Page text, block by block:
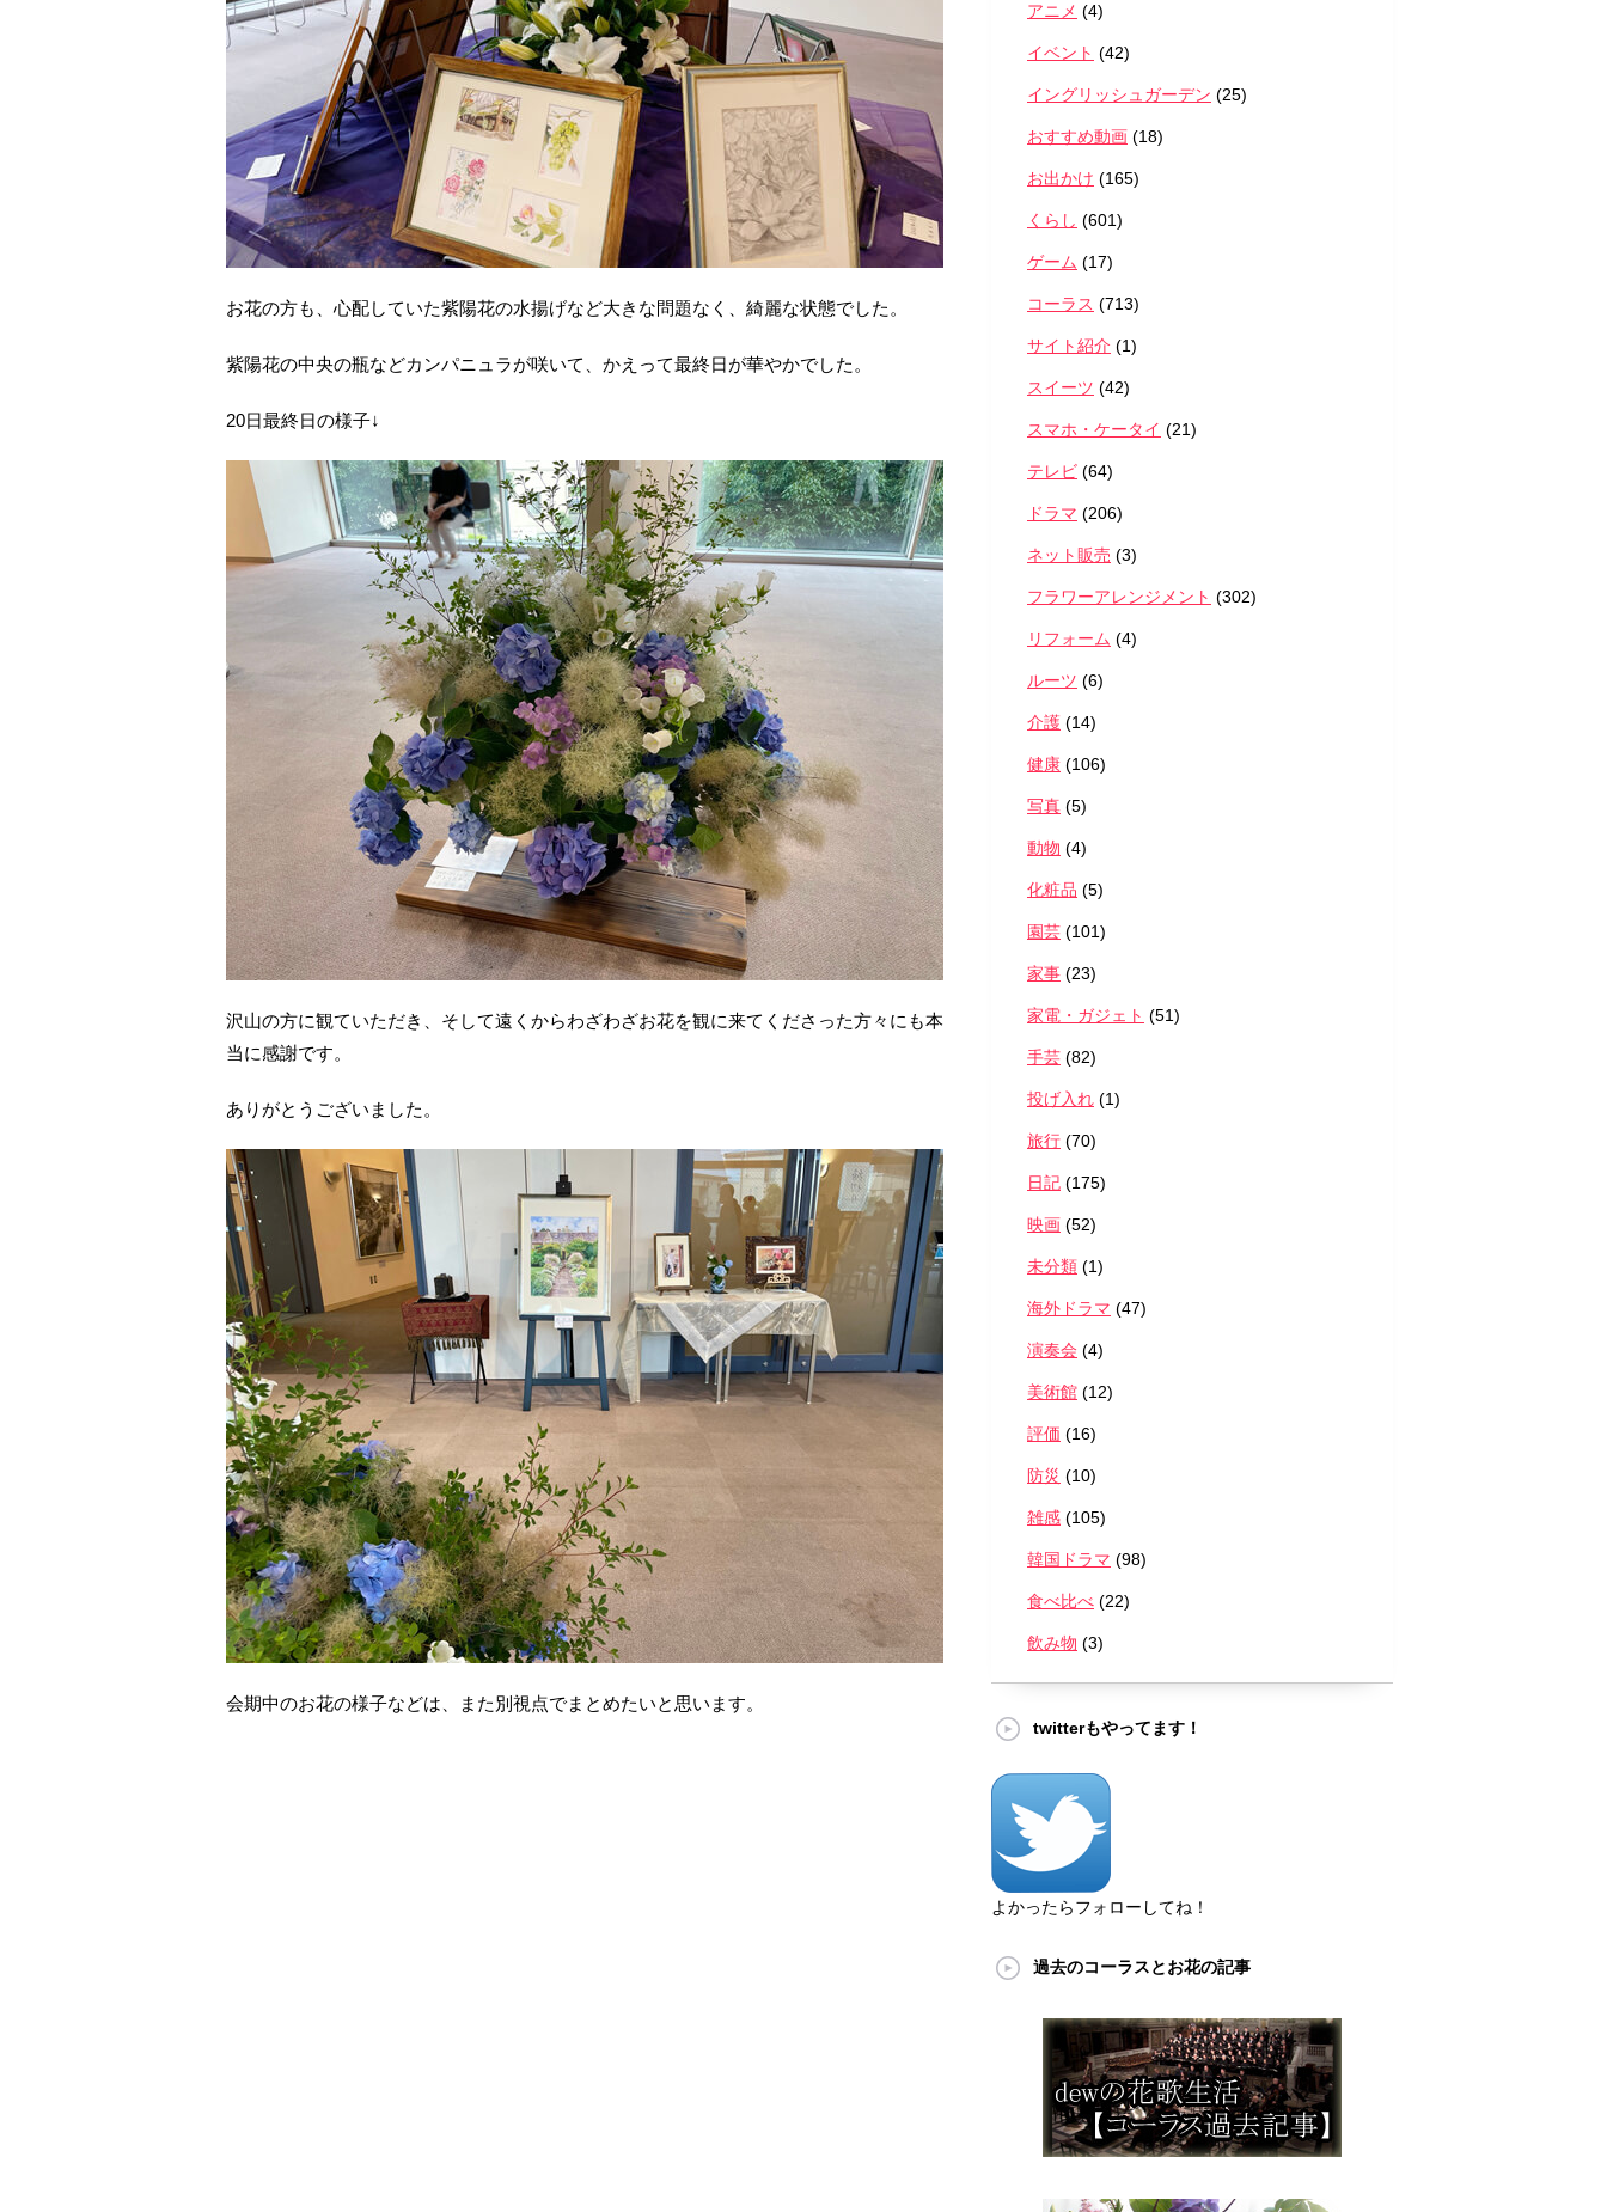
お花の方も、心配していた紫陽花の水揚げなど大きな問題なく、綺麗な状態でした。
紫陽花の中央の瓶などカンパニュラが咲いて、かえって最終日が華やかでした。
20日最終日の様子↓
沢山の方に観ていただき、そして遠くからわざわざお花を観に来てくださった方々にも本
当に感謝です。
ありがとうございました。
会期中のお花の様子などは、また別視点でまとめたいと思います。
アニメ (4)
イベント (42)
イングリッシュガーデン (25)
おすすめ動画 (18)
お出かけ (165)
くらし (601)
ゲーム (17)
コーラス (713)
サイト紹介 (1)
スイーツ (42)
スマホ・ケータイ (21)
テレビ (64)
ドラマ (206)
ネット販売 (3)
フラワーアレンジメント (302)
リフォーム (4)
ルーツ (6)
介護 (14)
健康 (106)
写真 (5)
動物 (4)
化粧品 (5)
園芸 (101)
家事 (23)
家電・ガジェト (51)
手芸 (82)
投げ入れ (1)
旅行 (70)
日記 (175)
映画 (52)
未分類 (1)
海外ドラマ (47)
演奏会 (4)
美術館 (12)
評価 (16)
防災 (10)
雑感 (105)
韓国ドラマ (98)
食べ比べ (22)
飲み物 (3)
twitterもやってます！
よかったらフォローしてね！
過去のコーラスとお花の記事